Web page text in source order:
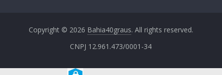
Copyright © 2026 Bahia40graus. All rights reserved.
CNPJ 12.961.473/0001-34